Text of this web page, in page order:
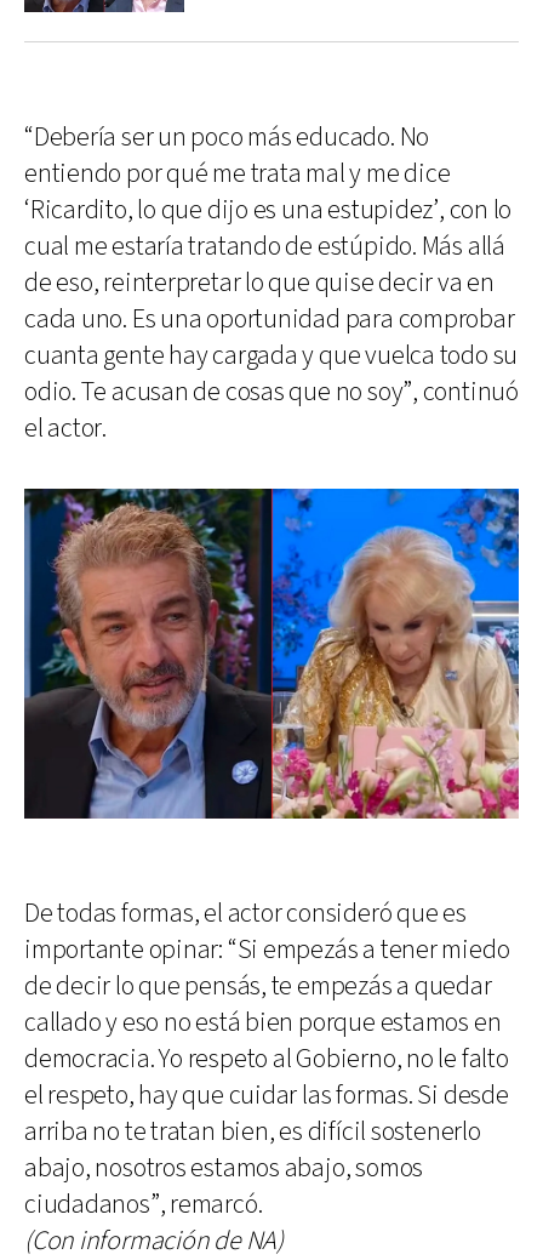
“Debería ser un poco más educado. No
entiendo por qué me trata mal y me dice
‘Ricardito, lo que dijo es una estupidez’, con lo
cual me estaría tratando de estúpido. Más allá
de eso, reinterpretar lo que quise decir va en
cada uno. Es una oportunidad para comprobar
cuanta gente hay cargada y que vuelca todo su
odio. Te acusan de cosas que no soy”, continuó
el actor.
De todas formas, el actor consideró que es
importante opinar: “Si empezás a tener miedo
de decir lo que pensás, te empezás a quedar
callado y eso no está bien porque estamos en
democracia. Yo respeto al Gobierno, no le falto
el respeto, hay que cuidar las formas. Si desde
arriba no te tratan bien, es difícil sostenerlo
abajo, nosotros estamos abajo, somos
ciudadanos”, remarcó.
(Con información de NA)